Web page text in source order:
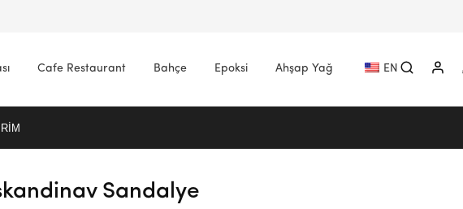
Cafe Restaurant Bahçe Epoksi Ahşap Yağ EN
Sandalye